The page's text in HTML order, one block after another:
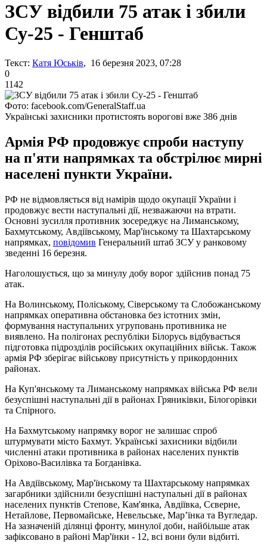
ЗСУ відбили 75 атак і збили
Су-25 - Генштаб
Текст: Катя Юськів, 16 березня 2023, 07:28
0
1142
Фото: facebook.com/GeneralStaff.ua
Українські захисники протистоять ворогові вже 386 днів
Армія РФ продовжує спроби наступу
на п'яти напрямках та обстрілює мирні
населені пункти України.
РФ не відмовляється від намірів щодо окупації України і
продовжує вести наступальні дії, незважаючи на втрати.
Основні зусилля противник зосереджує на Лиманському,
Бахмутському, Авдіївському, Мар'їнському та Шахтарському
напрямках, повідомив Генеральний штаб ЗСУ у ранковому
зведенні 16 березня.
Наголошується, що за минулу добу ворог здійснив понад 75
атак.
На Волинському, Поліському, Сіверському та Слобожанському
напрямках оперативна обстановка без істотних змін,
формування наступальних угруповань противника не
виявлено. На полігонах республіки Білорусь відбувається
підготовка підрозділів російських окупаційних військ. Також
армія РФ зберігає військову присутність у прикордонних
районах.
На Куп'янському та Лиманському напрямках війська РФ вели
безуспішні наступальні дії в районах Гряниківки, Білогорівки
та Спірного.
На Бахмутському напрямку ворог не залишає спроб
штурмувати місто Бахмут. Українські захисники відбили
численні атаки противника в районах населених пунктів
Оріхово-Василівка та Богданівка.
На Авдіївському, Мар'їнському та Шахтарському напрямках
загарбники здійснили безуспішні наступальні дії в районах
населених пунктів Степове, Кам'янка, Авдіївка, Сєверне,
Нетайлове, Первомайське, Невельське, Мар’їнка та Вугледар.
На зазначеній ділянці фронту, минулої доби, найбільше атак
зафіксовано в районі Мар'їнки - 12, всі вони були відбиті.